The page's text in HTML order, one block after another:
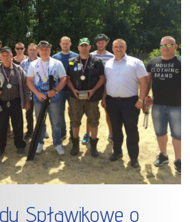
Spławikowe o